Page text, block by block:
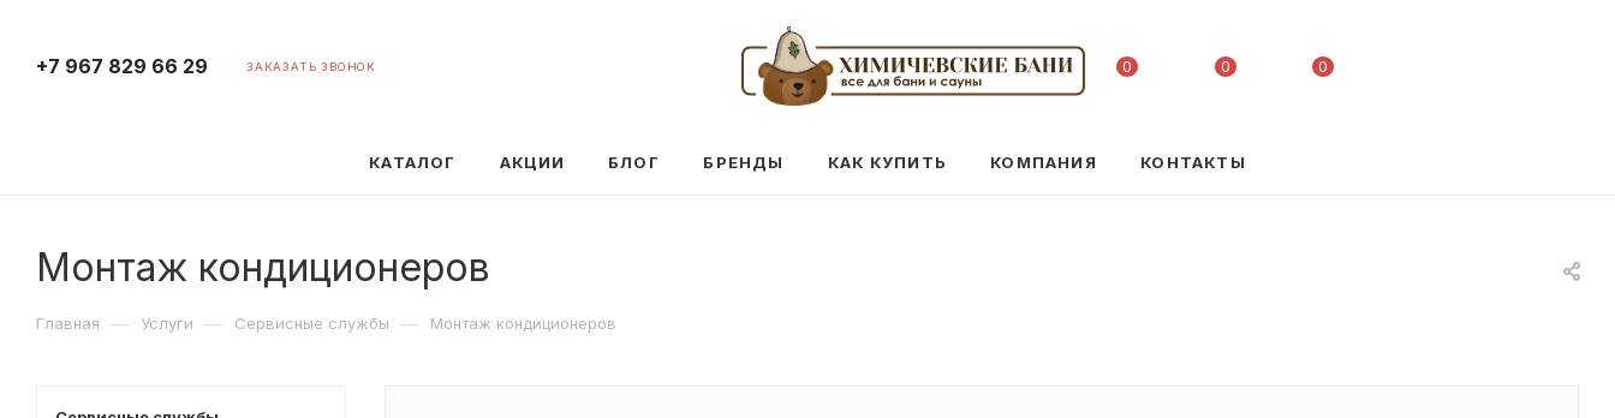
+7 967 829 66 29 ЗАКАЗАТЬ ЗВОНОК 0 0 0
КАТАЛОГ АКЦИИ БЛОГ БРЕНДЫ КАК КУПИТЬ КОМПАНИЯ КОНТАКТЫ
Монтаж кондиционеров
Главная — Услуги — Сервисные службы — Монтаж кондиционеров